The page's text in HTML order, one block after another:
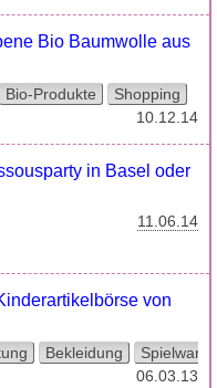
Bio Baumwolle aus
Bio-Produkte
Shopping
10.12.14
in Basel oder
11.06.14
von
Bekleidung
Spielwaren
06.03.13